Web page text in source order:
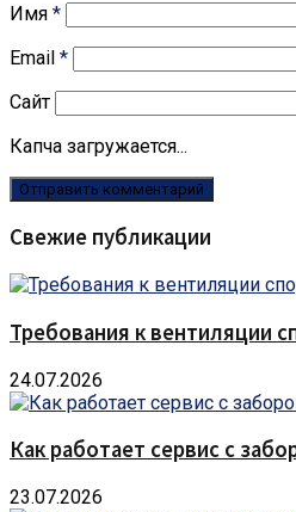
Имя *
Email *
Сайт
Капча загружается...
Свежие публикации
Требования к вентиляции
24.07.2026
Как работает сервис с
23.07.2026